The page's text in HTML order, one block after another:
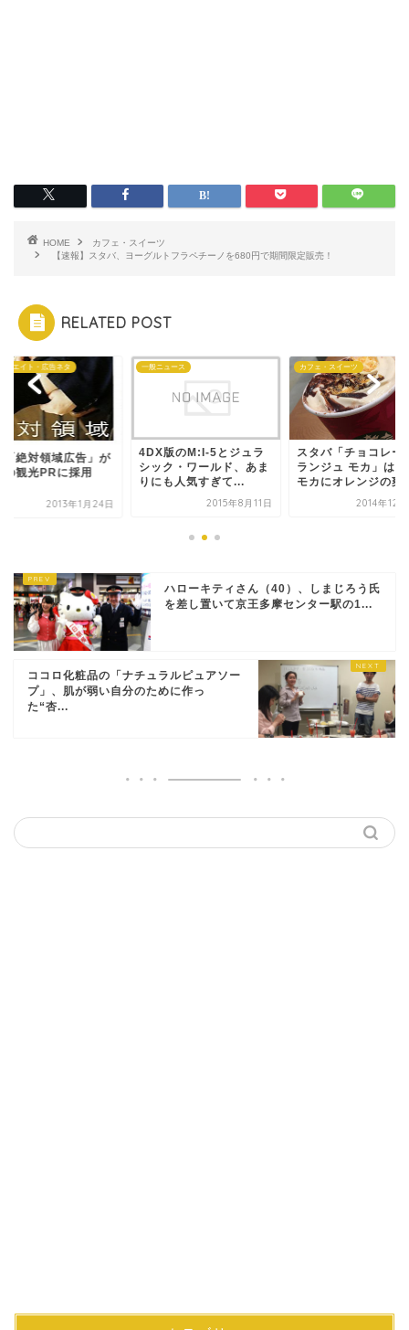
HOME
カフェ・スイーツ
【速報】スタバ、ヨーグルトフラペチーノを680円で期間限定販売！
RELATED POST
リエイト・広告ネタ
「絶対領域広告」が
の観光PRに採用
2013年1月24日
一般ニュース
4DX版のM:I-5とジュラ
シック・ワールド、あま
りにも人気すぎて...
2015年8月11日
カフェ・スイーツ
スタバ「チョコレー
ランジュ モカ」は
モカにオレンジの爽
2014年12
ハローキティさん（40）、しまじろう氏
を差し置いて京王多摩センター駅の1...
ココロ化粧品の「ナチュラルピュアソー
プ」、肌が弱い自分のために作っ
た“杏...